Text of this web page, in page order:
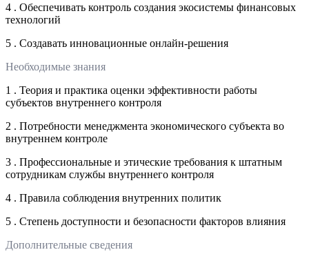
4 . Обеспечивать контроль создания экосистемы финансовых
технологий
5 . Создавать инновационные онлайн-решения
Необходимые знания
1 . Теория и практика оценки эффективности работы
субъектов внутреннего контроля
2 . Потребности менеджмента экономического субъекта во
внутреннем контроле
3 . Профессиональные и этические требования к штатным
сотрудникам службы внутреннего контроля
4 . Правила соблюдения внутренних политик
5 . Степень доступности и безопасности факторов влияния
Дополнительные сведения